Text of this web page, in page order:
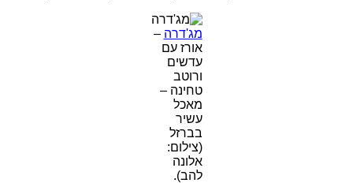
מג'דרה –
אורז עם
עדשים
ורוטב
טחינה –
מאכל
עשיר
בברזל
(צילום:
אלונה
להב).